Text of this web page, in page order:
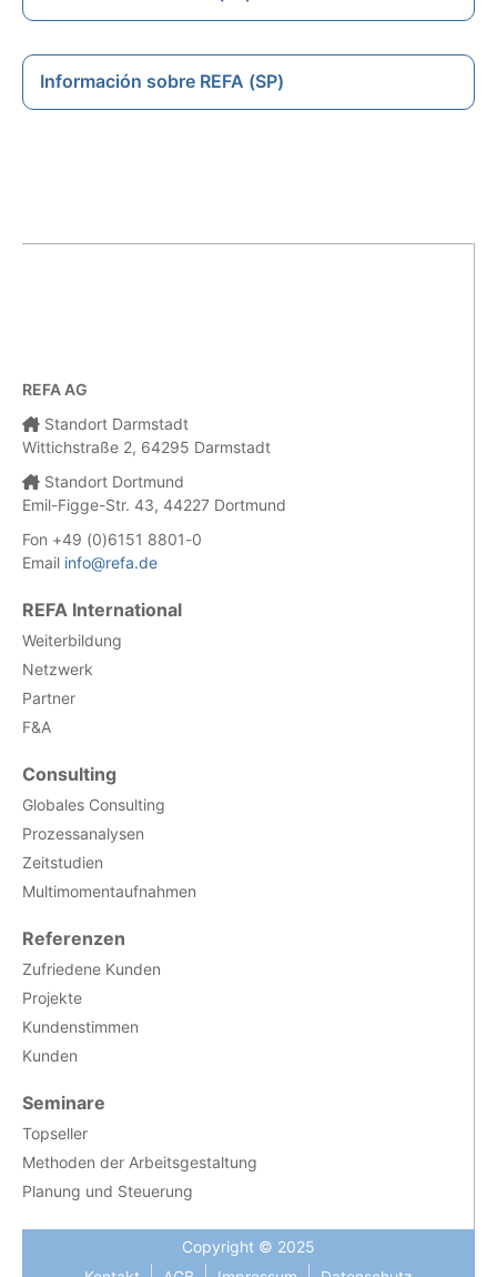
Información sobre REFA (SP)
REFA AG
Standort Darmstadt
Wittichstraße 2, 64295 Darmstadt
Standort Dortmund
Emil-Figge-Str. 43, 44227 Dortmund
Fon +49 (0)6151 8801-0
Email info@refa.de
REFA International
Weiterbildung
Netzwerk
Partner
F&A
Consulting
Globales Consulting
Prozessanalysen
Zeitstudien
Multimomentaufnahmen
Referenzen
Zufriedene Kunden
Projekte
Kundenstimmen
Kunden
Seminare
Topseller
Methoden der Arbeitsgestaltung
Planung und Steuerung
Copyright © 2025